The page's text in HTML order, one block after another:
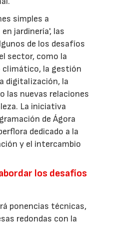
simples a
jardinería', las
de los desafíos
sector, como la
climático, la gestión
digitalización, la
las nuevas relaciones
La iniciativa
de Ágora
dedicado a la
y el intercambio
los desafíos
ponencias técnicas,
redondas con la